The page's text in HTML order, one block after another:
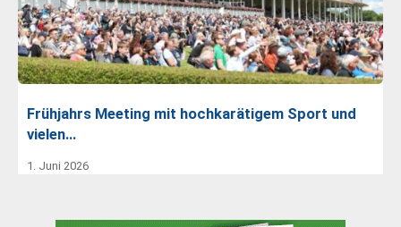
Frühjahrs Meeting mit hochkarätigem Sport und
vielen…
1. Juni 2026